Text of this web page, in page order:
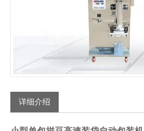
详细介绍